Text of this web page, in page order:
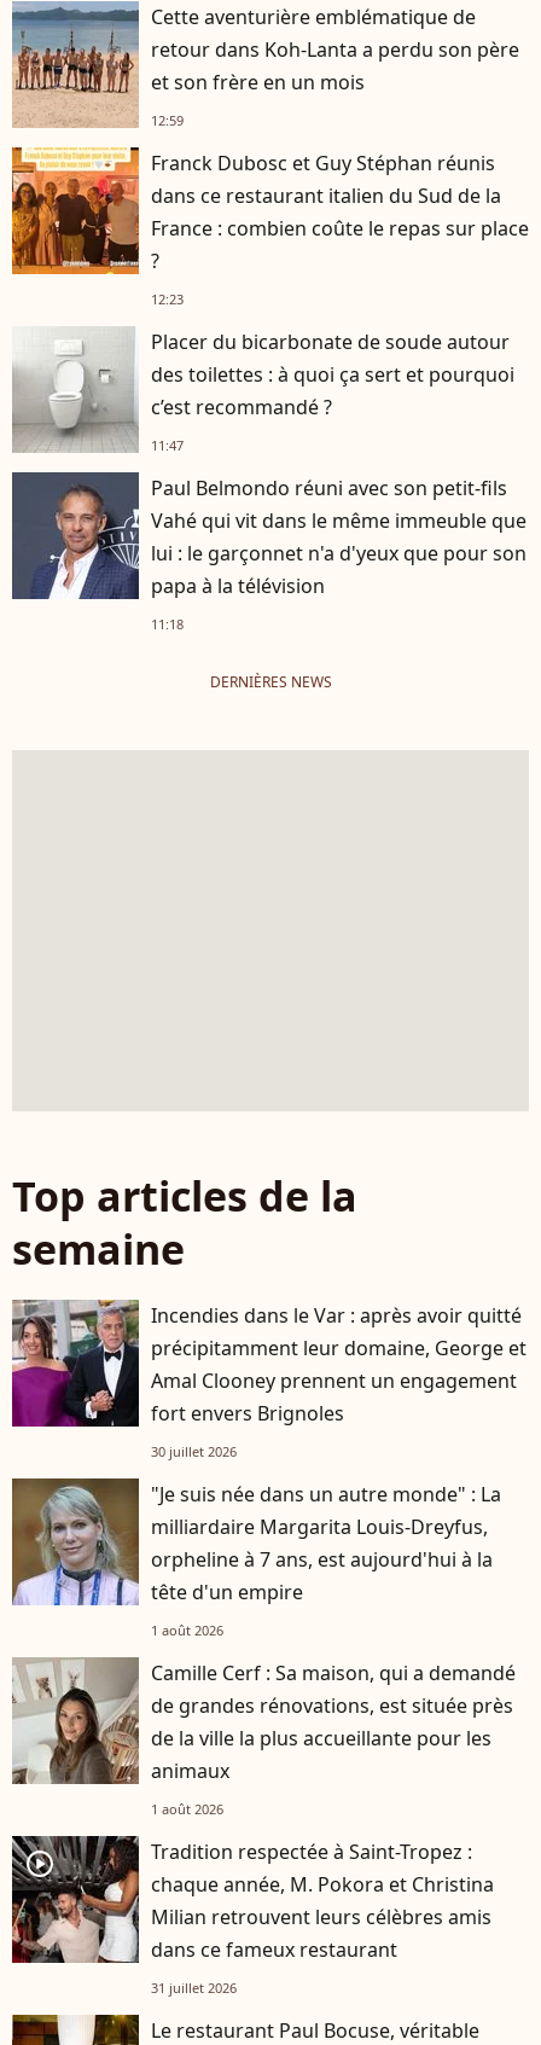
Cette aventurière emblématique de
retour dans Koh-Lanta a perdu son père
et son frère en un mois
12:59
Franck Dubosc et Guy Stéphan réunis
dans ce restaurant italien du Sud de la
France : combien coûte le repas sur place
?
12:23
Placer du bicarbonate de soude autour
des toilettes : à quoi ça sert et pourquoi
c’est recommandé ?
11:47
Paul Belmondo réuni avec son petit-fils
Vahé qui vit dans le même immeuble que
lui : le garçonnet n'a d'yeux que pour son
papa à la télévision
11:18
DERNIÈRES NEWS
Top articles de la
semaine
Incendies dans le Var : après avoir quitté
précipitamment leur domaine, George et
Amal Clooney prennent un engagement
fort envers Brignoles
30 juillet 2026
"Je suis née dans un autre monde" : La
milliardaire Margarita Louis-Dreyfus,
orpheline à 7 ans, est aujourd'hui à la
tête d'un empire
1 août 2026
Camille Cerf : Sa maison, qui a demandé
de grandes rénovations, est située près
de la ville la plus accueillante pour les
animaux
1 août 2026
player2
Tradition respectée à Saint-Tropez :
chaque année, M. Pokora et Christina
Milian retrouvent leurs célèbres amis
dans ce fameux restaurant
31 juillet 2026
Le restaurant Paul Bocuse, véritable